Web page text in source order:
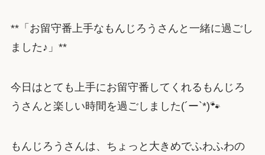
**「お留守番上手なもんじろうさんと一緒に過ごし
ました♪」**
今日はとても上手にお留守番してくれるもんじろ
うさんと楽しい時間を過ごしました(´ー`*)🐾
もんじろうさんは、ちょっと大きめでふわふわの